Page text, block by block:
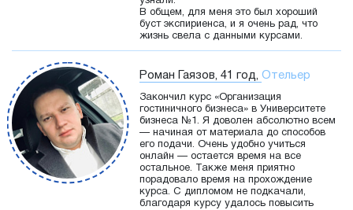
В общем, для меня это был хороший
буст экспириенса, и я очень рад, что
жизнь свела с данными курсами.
Роман Гаязов, 41 год, Отельер
Закончил курс «Организация
гостиничного бизнеса» в Университете
бизнеса №1. Я доволен абсолютно всем
— начиная от материала до способов
его подачи. Очень удобно учиться
онлайн — остается время на все
остальное. Также меня приятно
порадовало время на прохождение
курса. С дипломом не подкачали,
благодаря курсу удалось повысить